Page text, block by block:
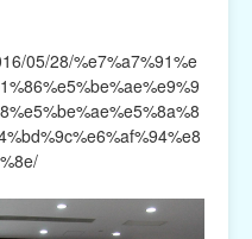
05/28/%e7%a7%91%e